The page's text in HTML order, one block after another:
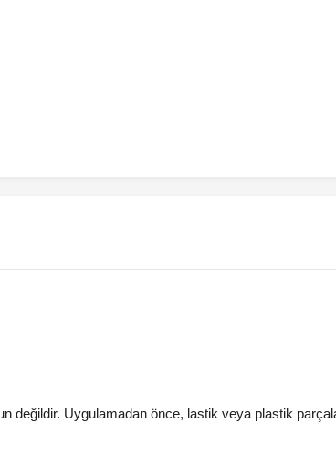
değildir. Uygulamadan önce, lastik veya plastik